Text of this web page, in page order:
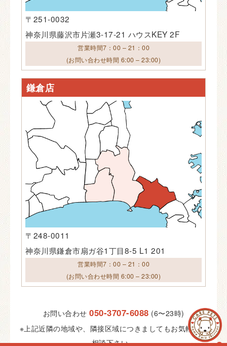
〒251-0032
神奈川県藤沢市片瀬3-17-21 ハウスKEY 2F
営業時間7：00 – 21：00
(お問い合わせ時間 6:00 – 23:00)
鎌倉店
〒248-0011
神奈川県鎌倉市扇ガ谷1丁目8-5 L1 201
営業時間7：00 – 21：00
(お問い合わせ時間 6:00 – 23:00)
お問い合わせ 050-3707-6088 (6〜23時)
※上記近隣の地域や、隣接区域につきましてもお気軽にご
相談下さい。